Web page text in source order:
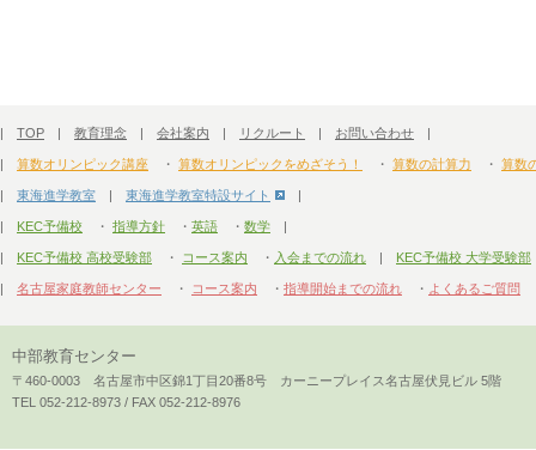
TOP 教育理念 会社案内 リクルート お問い合わせ
算数オリンピック講座 ・ 算数オリンピックをめざそう！ ・ 算数の計算力 ・ 算数
東海進学教室 東海進学教室特設サイト
KEC予備校 ・ 指導方針 ・ 英語 ・ 数学
KEC予備校 高校受験部 ・ コース案内 ・ 入会までの流れ KEC予備校 大学受験部
名古屋家庭教師センター ・ コース案内 ・ 指導開始までの流れ ・ よくあるご質問
中部教育センター
〒460-0003 名古屋市中区錦1丁目20番8号 カーニープレイス名古屋伏見ビル 5階
TEL 052-212-8973 / FAX 052-212-8976